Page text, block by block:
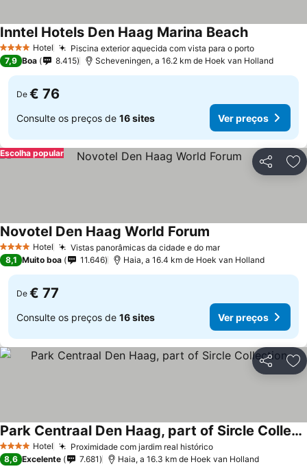
4 EstrelasHotel Piscina exterior aquecida com vista para o porto
Inntel Hotels Den Haag Marina Beach
7,9 Boa 8.415 Scheveningen, a 16.2 km de Hoek van Holland
De € 76
Consulte os preços de 16 sites Ver preços
Partilhar
Escolha popular
4 EstrelasHotel Vistas panorâmicas da cidade e do mar
Novotel Den Haag World Forum
8,1 Muito boa 11.646 Haia, a 16.4 km de Hoek van Holland
De € 77
Consulte os preços de 16 sites Ver preços
Partilhar
4 EstrelasHotel Proximidade com jardim real histórico
Park Centraal Den Haag, part of Sircle Collection
8,6 Excelente 7.681 Haia, a 16.3 km de Hoek van Holland